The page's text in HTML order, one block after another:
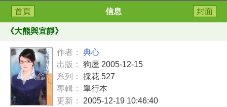
首頁 信息 封面
《大熊與宜靜》
作者：
典心
出版：
狗屋 2005-12-15
系列：
採花 527
專輯：
單行本
更新：
2005-12-19 10:46:40